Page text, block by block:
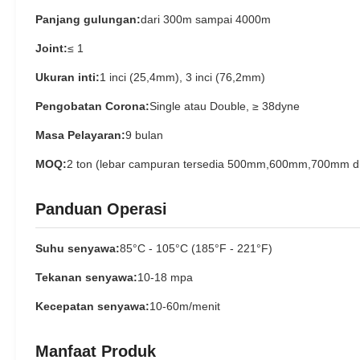
Panjang gulungan:dari 300m sampai 4000m
Joint:≤ 1
Ukuran inti:1 inci (25,4mm), 3 inci (76,2mm)
Pengobatan Corona:Single atau Double, ≥ 38dyne
Masa Pelayaran:9 bulan
MOQ:2 ton (lebar campuran tersedia 500mm,600mm,700mm
Panduan Operasi
Suhu senyawa:85°C - 105°C (185°F - 221°F)
Tekanan senyawa:10-18 mpa
Kecepatan senyawa:10-60m/menit
Manfaat Produk